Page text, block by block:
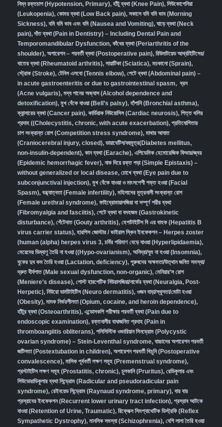
নিম্ন রক্তচাপ (Hypotension, Primary), হাঁটু ব্যথা (Knee Pain), লিউকোপেনিয়া
(Leukopenia), কোমর ব্যথা (Low Back pain), সকালে বমি বমি ভাব (Morning
Sickness), বমি বমি ভাব এবং বমি (Nausea and Vomiting), ঘাড়ে ব্যথা (Neck
pain),দাঁত ব্যথা (Pain in Dentistry) – Including Dental Pain and
Temporomandibular Dysfunction, কাঁধের ব্যথা (Periarthritis of the
shoulder), অপারেশন – পরবর্তী ব্যথা (Postoperative pain), রিউমাটয়েড আর্থ্রাইটিসের/
বাতের ব্যথা (Rheumatoid arthritis), সায়াটিকা (Sciatica), মচকানো (Sprain),
স্ট্রোক (Stroke), টেনিস এলবো (Tennis elbow), পেটে ব্যথা (Abdominal pain) –
in acute gastroenteritis or due to gastrointestinal spasm, ব্রন
(Acne vulgaris), মদ্য পানের অভ্যাস (Alcohol dependence and
detoxification), মুখ বেঁকে যাওয়া (Bell’s palsy), হাঁপানি (Bronchial asthma),
ক্যান্সারের ব্যথা (Cancer pain), কার্ডিয়াক নিউরোসিস (Cardiac neurosis), পিত্ত থলির
প্রদাহ ((Cholecystitis, chronic, with acute exacerbation), প্রতিযোগিতার
চাপ সংক্রান্ত রোগ (Competition stress syndrome), মাথার আঘাত
(Craniocerebral injury, closed), ডায়াবেটিস/বহুমূত্র(Diabetes mellitus,
non-insulin-dependent), কান ব্যথা (Earache), এপিডেমিক হেমোরেজিক ফিভার/জ্বর
(Epidemic hemorrhagic fever), নাক দিয়ে রক্ত পড়া (Simple Epistaxis) –
without generalized or local disease, চোখে ব্যথা (Eye pain due to
subconjunctival injection), মুখ বেঁকে যাওয়া ও মাংসপেশী শক্ত হওয়া (Facial
Spasm), বন্ধ্যাত্বতা (Female infertility), মহিলাদের মূত্রনালী সংক্রান্ত রোগ
(Female urethral syndrome), ফাইব্রোমায়ালজিয়া বা সম্পূর্ণ শরীর ব্যথা
(Fibromyalgia and fasciitis), পেটে ব্যথা বা বদহজম (Gastrokinetic
disturbance), গেঁটেবাত (Gouty arthritis), হেপাটাইটিস বি এর বাহক (Hepatitis B
virus carrier status), হারপিস জোস্টার / ভাইরাল স্কিন ইনফেকশন – Herpes zoster
(human (alpha) herpes virus 3, চর্বির পরিমাণ বেড়ে যাওয়া (Hyperlipidaemia),
মেয়েদের ডিম্বাণু তৈরি না হওয়া ((Hypo-ovarianism), অনিদ্রা/ঘুম না হওয়া (Insomnia),
বুকের দুধ কম তৈরি হওয়া (Lactation, deficiency), পুরুষদের অক্ষমতা/উত্থান জনিত সমস্যা/
দ্রুত বীর্যপাত (Male sexual dysfunction, non-organic), মেনিয়ার’স রোগ
(Meniere’s disease), পোস্ট হারপেটিক নিউরালজিয়া/নার্ভের ব্যথা (Neuralgia, Post-
Herpetic), নিউরো ডার্মাটাইটিস (Neuro dermatitis), ওজন বাড়া/স্থূলতা/মোটা হওয়া
(Obesity), মাদক নির্ভরশীলতা (Opium, cocaine, and heroin dependence),
হাঁটুর ব্যথা (Osteoarthritis), এন্ডোসকপি পরীক্ষার পরবর্তী ব্যথা (Pain due to
endoscopic examination), রক্তনালীর বাধাজনিত প্রদাহ (Pain in
thromboangiitis obliterans), পলিসিস্টিক ওভারিয়ান সিনড্রোম (Polycystic
ovarian syndrome) – Stein-Leventhal syndrome, বাচ্চাদের অপারেশন পরবর্তী
জটিলতা (Postextubation in children), অপারেশন পরবর্তী খিচুনি (Postoperative
convalescence), মাসিক পূর্ববর্তী লক্ষণ সমূহ (Premenstrual syndrome),
প্রস্টাইটিস লক্ষণ সমূহ (Prostatitis, chronic), চুলকানি (Pruritus), রেডিকুলার এবং
সিউডোরাডিকুলার ব্যথা সিন্ড্রোম (Radicular and pseudoradicular pain
syndrome), রেইনয়েড সিন্ড্রোম (Raynaud syndrome, primary), বার বার
প্রস্রাবের ইনফেকশন (Recurrent lower urinary tract infection), প্রস্রাব আটকে
যাওয়া (Retention of Urine, Traumatic), রিফ্লেক্স সিমপ্যাথেটিক ডিস্ট্রফি (Reflex
Sympathetic Dystrophy), মানসিক সমস্যা (Schizophrenia), বেশি লালা তৈরি হওয়া